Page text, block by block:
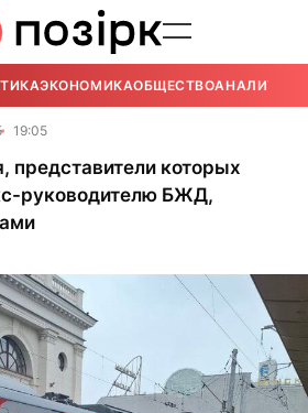
ЭКОНОМИКАОБЩЕСТВОАНАЛИТИКА
19:05
представители которых
руководителю БЖД,